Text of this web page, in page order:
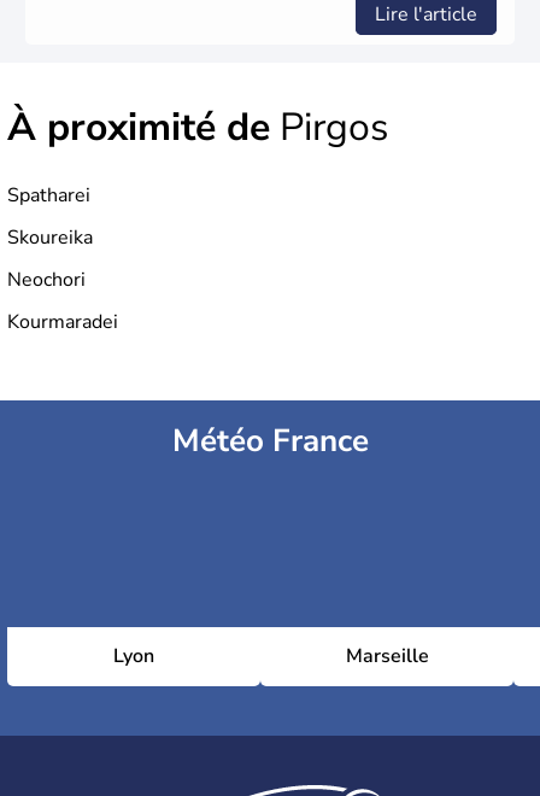
Lire l'article
À proximité de Pirgos
Spatharei
Skoureika
Neochori
Kourmaradei
Météo France
Lyon Marseille